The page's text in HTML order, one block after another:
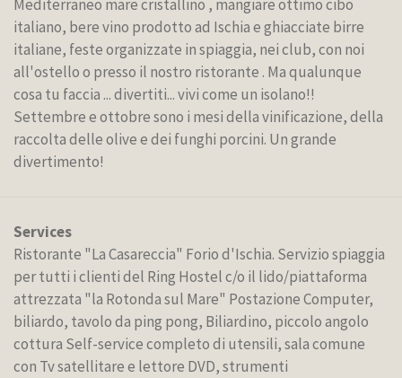
Mediterraneo mare cristallino , mangiare ottimo cibo
italiano, bere vino prodotto ad Ischia e ghiacciate birre
italiane, feste organizzate in spiaggia, nei club, con noi
all'ostello o presso il nostro ristorante . Ma qualunque
cosa tu faccia ... divertiti... vivi come un isolano!!
Settembre e ottobre sono i mesi della vinificazione, della
raccolta delle olive e dei funghi porcini. Un grande
divertimento!
Services
Ristorante "La Casareccia" Forio d'Ischia. Servizio spiaggia
per tutti i clienti del Ring Hostel c/o il lido/piattaforma
attrezzata "la Rotonda sul Mare" Postazione Computer,
biliardo, tavolo da ping pong, Biliardino, piccolo angolo
cottura Self-service completo di utensili, sala comune
con Tv satellitare e lettore DVD, strumenti